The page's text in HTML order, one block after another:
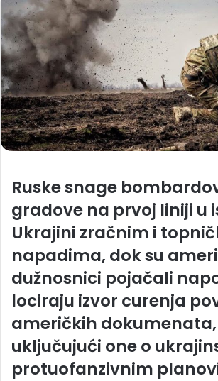
Ruske snage
gradove na prvoj liniji u
Ukrajini zračnim i
napadima, dok su
dužnosnici pojačali
lociraju izvor curenja
američkih dokumenata,
uključujući one o
protuofanzivnim